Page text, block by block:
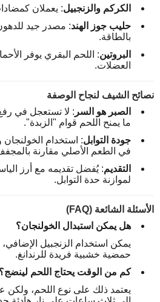
الكركم والزنجبيل: يعملان
حليب جوز الهند: مصدر جيد
بالطاقة.
البروتين: اللحم البقري يوفر
العضلات.
نصائح الشيف لنجاح الوصفة
الصبر هو السر : لا تستعجل في رفع
ما يمنح اللحم قوام "الزبدة".
جودة التوابل: استخدام الخولنجان
في الطعم الأصلي مقارنة
التقديم: يُفضل تقديمه مع أرز
لموازنة حدة التوابل.
الأسئلة الشائعة (FAQ)
هل يمكن استبدال الخولنجان؟
يمكن استخدام الزنجبيل
حمضية خشبية فريدة للرندانغ.
كم من الوقت يحتاج اللحم لينضج؟
يعتمد ذلك على نوع اللحم،